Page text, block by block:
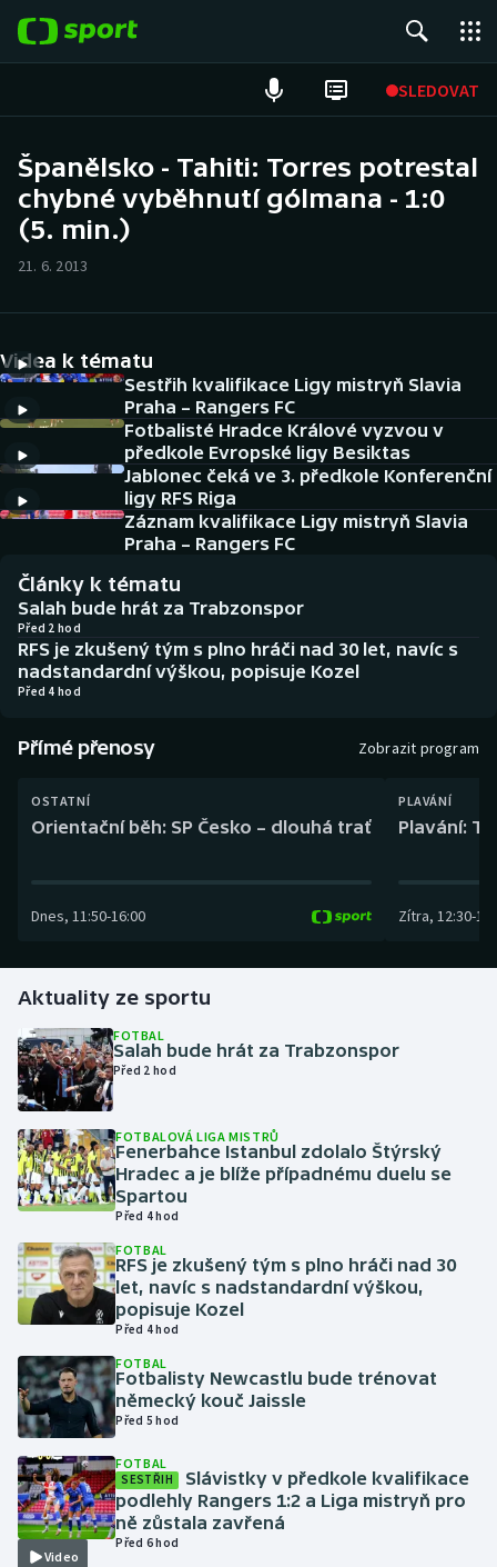
SLEDOVAT
Hokej
Cyklistika
DALŠÍ SPORTY
Americký fotbal
Baseball a softbal
Biatlon
Boby a skeleton
Dostihy
Golf
Gymnastika
Házená
Jezdectví
Judo
Krasobruslení
Lezení
Lyže a snowboard
Moderní pětiboj
Motorsport
Olympijské hry
NEPŘEHLÉDNĚTE
Soutěže
Aplikace ČT sport
AZ kvíz
Španělsko - Tahiti: Torres potrestal
chybné vyběhnutí gólmana - 1:0
(5. min.)
21. 6. 2013
Videa k tématu
Sestřih kvalifikace Ligy mistryň Slavia
Praha – Rangers FC
Fotbalisté Hradce Králové vyzvou v
předkole Evropské ligy Besiktas
Jablonec čeká ve 3. předkole Konferenční
ligy RFS Riga
Záznam kvalifikace Ligy mistryň Slavia
Praha – Rangers FC
Články k tématu
Salah bude hrát za Trabzonspor
Před 2 hod
RFS je zkušený tým s plno hráči nad 30 let, navíc s
nadstandardní výškou, popisuje Kozel
Před 4 hod
Přímé přenosy Zobrazit program
OSTATNÍ
Orientační běh: SP Česko – dlouhá trať
Dnes, 11:50-16:00
PLAVÁNÍ
Plavání:
Zítra, 12:30-
Aktuality ze sportu
FOTBAL
Salah bude hrát za Trabzonspor
Před 2 hod
FOTBALOVÁ LIGA MISTRŮ
Fenerbahce Istanbul zdolalo Štýrský
Hradec a je blíže případnému duelu se
Spartou
Před 4 hod
FOTBAL
RFS je zkušený tým s plno hráči nad 30
let, navíc s nadstandardní výškou,
popisuje Kozel
Před 4 hod
FOTBAL
Fotbalisty Newcastlu bude trénovat
německý kouč Jaissle
Před 5 hod
Video
FOTBAL
SESTŘIH
Slávistky v předkole kvalifikace
podlehly Rangers 1:2 a Liga mistryň pro
ně zůstala zavřená
Před 6 hod